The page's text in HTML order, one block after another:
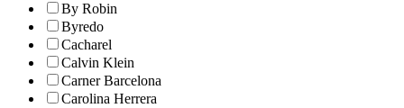
By Robin
Byredo
Cacharel
Calvin Klein
Carner Barcelona
Carolina Herrera